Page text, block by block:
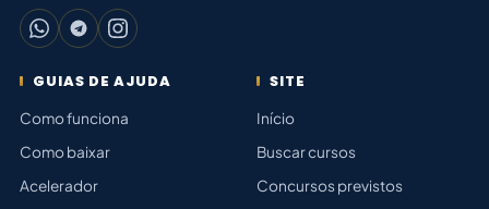
GUIAS DE AJUDA
Como funciona
Como baixar
Acelerador
SITE
Início
Buscar cursos
Concursos previstos